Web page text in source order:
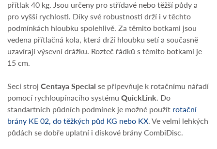
přítlak 40 kg. Jsou určeny pro střídavé nebo těžší půdy a
pro vyšší rychlosti. Díky své robustnosti drží i v těchto
podmínkách hloubku spolehlivě. Za těmito botkami jsou
vedena přítlačná kola, která drží hloubku setí a současně
uzavírají výsevní drážku. Rozteč řádků s těmito botkami je
15 cm.
Secí stroj Centaya Special se připevňuje k rotačnímu nářadí
pomocí rychloupínacího systému QuickLink. Do
standartních půdních podmínek je možné použít rotační
brány KE 02, do těžkých půd KG nebo KX. Ve velmi lehkých
půdách se dobře uplatní i diskové brány CombiDisc.